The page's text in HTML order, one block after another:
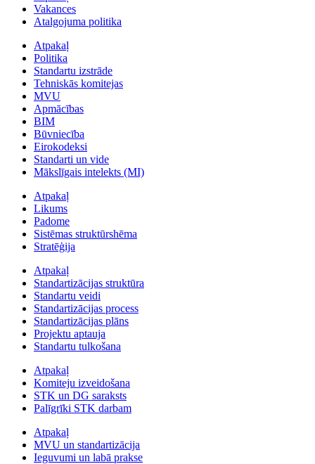
Vakances
Atalgojuma politika
Atpakaļ
Politika
Standartu izstrāde
Tehniskās komitejas
MVU
Apmācības
BIM
Būvniecība
Eirokodeksi
Standarti un vide
Mākslīgais intelekts (MI)
Atpakaļ
Likums
Padome
Sistēmas struktūrshēma
Stratēģija
Atpakaļ
Standartizācijas struktūra
Standartu veidi
Standartizācijas process
Standartizācijas plāns
Projektu aptauja
Standartu tulkošana
Atpakaļ
Komiteju izveidošana
STK un DG saraksts
Palīgrīki STK darbam
Atpakaļ
MVU un standartizācija
Ieguvumi un labā prakse